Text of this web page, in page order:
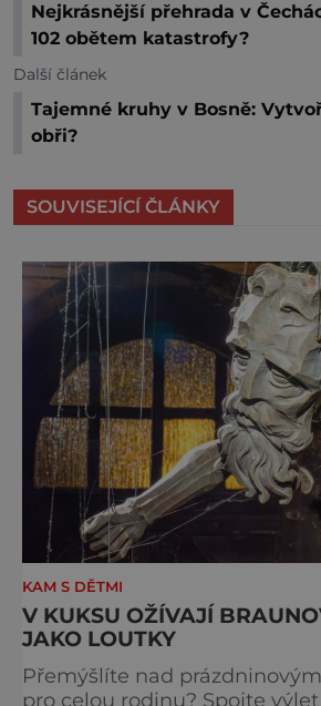
Nejkrásnější přehrada v
102 obětem katastrofy?
Další článek
Tajemné kruhy v Bosně:
obři?
SOUVISEJÍCÍ ČLÁNKY
KAM S DĚTMI
V KUKSU OŽÍVAJÍ
JAKO LOUTKY
Přemýšlíte nad
pro celou rodinu? Spojte